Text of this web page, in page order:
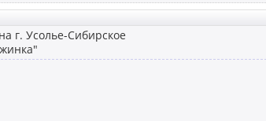
г. Усолье-Сибирское